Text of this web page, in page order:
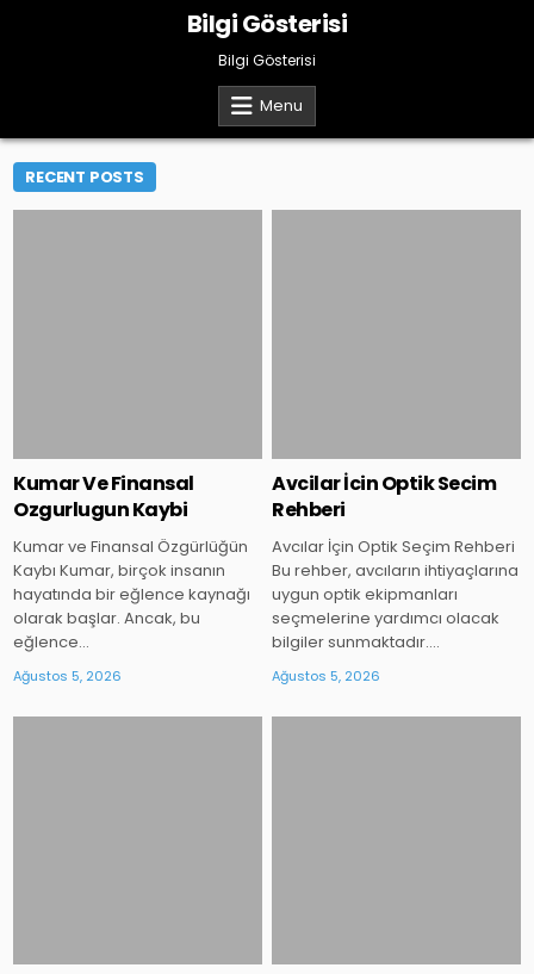
Bilgi Gösterisi
Bilgi Gösterisi
Menu
RECENT POSTS
Kumar Ve Finansal
Ozgurlugun Kaybi
Kumar ve Finansal Özgürlüğün
Kaybı Kumar, birçok insanın
hayatında bir eğlence kaynağı
olarak başlar. Ancak, bu
eğlence…
Ağustos 5, 2026
Avcilar İcin Optik Secim
Rehberi
Avcılar İçin Optik Seçim Rehberi
Bu rehber, avcıların ihtiyaçlarına
uygun optik ekipmanları
seçmelerine yardımcı olacak
bilgiler sunmaktadır….
Ağustos 5, 2026